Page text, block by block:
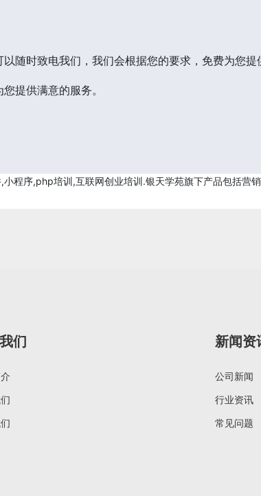
随时致电我们，我们会根据您的要求，免费为您提
提供满意的服务。
程序,php培训,互联网创业培训.银天学苑旗下产品包括营
们 新闻资
公司新闻
行业资讯
常见问题